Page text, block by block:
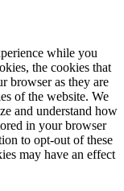
while you
the cookies that
browser as they are
of the website. We
and understand how
in your browser
to opt-out of these
may have an effect